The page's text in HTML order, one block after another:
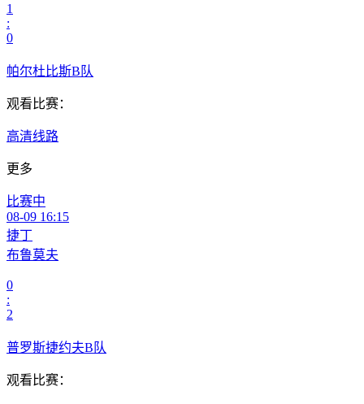
1
:
0
帕尔杜比斯B队
观看比赛：
高清线路
更多
比赛中
08-09 16:15
捷丁
布鲁莫夫
0
:
2
普罗斯捷约夫B队
观看比赛：